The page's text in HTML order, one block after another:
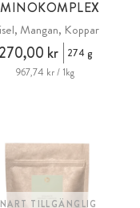
Mangan, Koppar
270,00 kr
274 g
967,74 kr / 1kg
TILLGÄNGLIG